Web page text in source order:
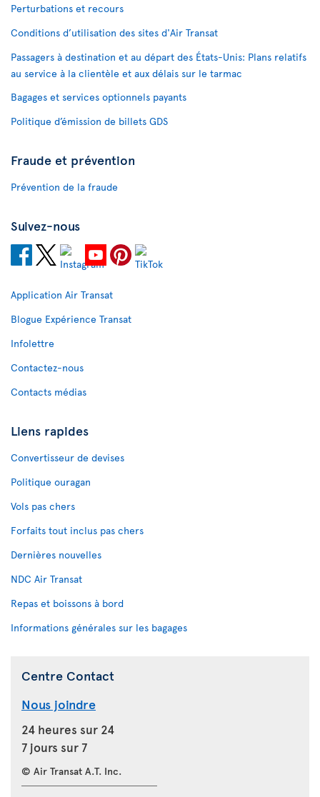
Perturbations et recours
Conditions d’utilisation des sites d'Air Transat
Passagers à destination et au départ des États-Unis: Plans relatifs
au service à la clientèle et aux délais sur le tarmac
Bagages et services optionnels payants
Politique d’émission de billets GDS
Fraude et prévention
Prévention de la fraude
Suivez-nous
Application Air Transat
Blogue Expérience Transat
Infolettre
Contactez-nous
Contacts médias
Liens rapides
Convertisseur de devises
Politique ouragan
Vols pas chers
Forfaits tout inclus pas chers
Dernières nouvelles
NDC Air Transat
Repas et boissons à bord
Informations générales sur les bagages
Centre Contact
Nous joindre
24 heures sur 24
7 jours sur 7
© Air Transat A.T. Inc.